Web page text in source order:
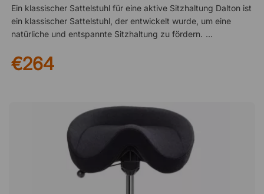
Ein klassischer Sattelstuhl für eine aktive Sitzhaltung Dalton ist
ein klassischer Sattelstuhl, der entwickelt wurde, um eine
natürliche und entspannte Sitzhaltung zu fördern. Die
Position einzunehmen, was zu einem geraderen Rücken und
einer ergonomischeren Arbeitshaltung während des Tages
Büro, in Kliniken oder sogar wenn man in der Werkstatt
arbeitet! Formgepresste Sitzfläche mit hohem Komfort Die
Sitzfläche ist aus strapazierfähigem PU-Schaum formgepresst
und so gestaltet, dass sie den ganzen Arbeitstag über
bequemen Halt bietet. Das Material passt sich dem Körper an
und behält gleichzeitig seine Stabilität, was eine ausgewogene
€264